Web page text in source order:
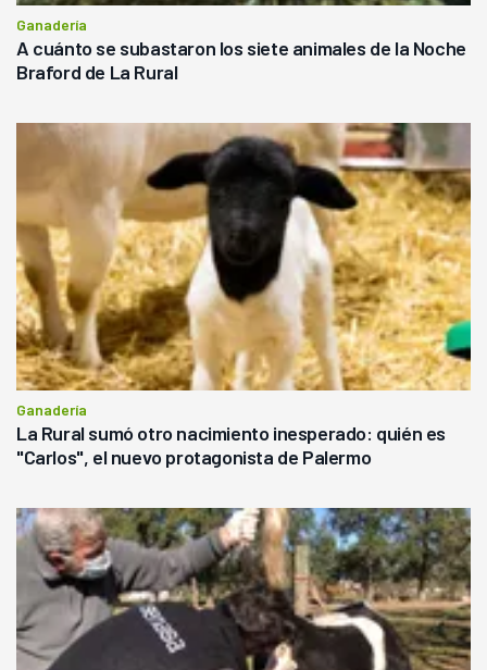
Ganadería
A cuánto se subastaron los siete animales de la Noche
Braford de La Rural
Ganadería
La Rural sumó otro nacimiento inesperado: quién es
"Carlos", el nuevo protagonista de Palermo